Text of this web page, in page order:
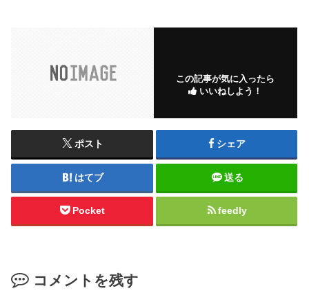
この記事が気に入ったら
いいねしよう！
ポスト シェア
はてブ 送る
Pocket feedly
コメントを残す